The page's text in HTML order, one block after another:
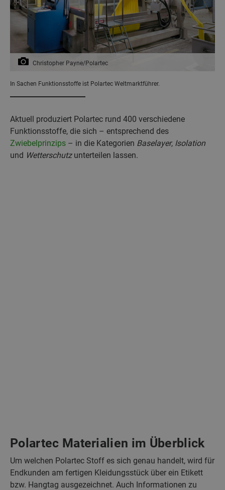
Christopher Payne/Polartec
In Sachen Funktionsstoffe ist Polartec Weltmarktführer.
Aktuell produziert Polartec rund 400 verschiedene
Funktionsstoffe, die sich – entsprechend des
Zwiebelprinzips – in die Kategorien Baselayer, Isolation
und Wetterschutzunterteilen lassen.
Polartec Materialien im Überblick
Um welchen Polartec Stoff es sich genau handelt, wird für
Endkunden am fertigen Kleidungsstück über ein Etikett
bzw. Hangtag ausgezeichnet. Auch Informationen zu